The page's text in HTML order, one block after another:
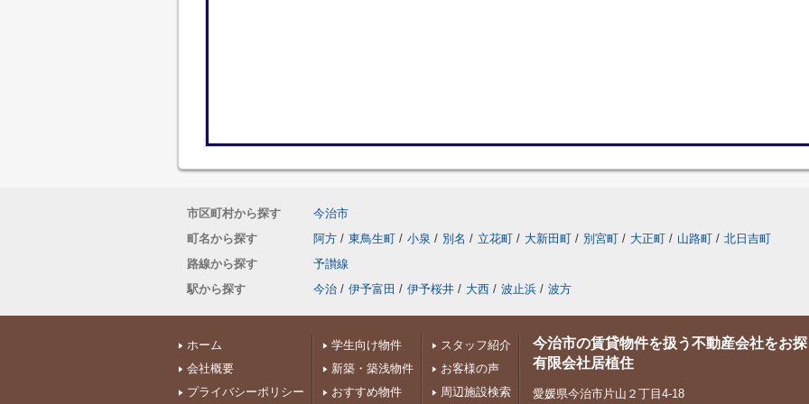
市区町村から探す
今治市
町名から探す
阿方 / 東鳥生町 / 小泉 / 別名 / 立花町 / 大新田町 / 別宮町 / 大正町 / 山路町 / 北日吉町
路線から探す
予讃線
駅から探す
今治 / 伊予富田 / 伊予桜井 / 大西 / 波止浜 / 波方
ホーム
会社概要
プライバシーポリシー
学生向け物件
新築・築浅物件
おすすめ物件
スタッフ紹介
お客様の声
周辺施設検索
今治市の賃貸物件を扱う不動産会社をお
有限会社居植住
愛媛県今治市片山２丁目4-18